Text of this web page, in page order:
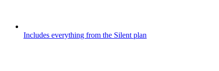
Includes everything from the Silent plan